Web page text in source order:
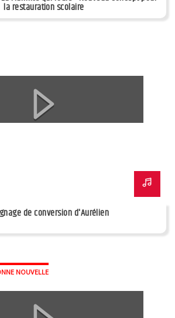
la restauration scolaire
de conversion d'Aurélien
NOUVELLE